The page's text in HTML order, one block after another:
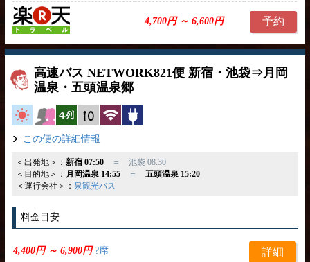
4,700円 ～ 6,600円 予約
高速バス NETWORK821便 新宿・池袋⇒月岡
温泉・五頭温泉郷
高速バス女性安心
横4列 縦10列 無線LAN
この便の詳細情報
＜出発地＞： 新宿 07:50＝ 池袋 08:30
＜目的地＞： 月岡温泉 14:55＝ 五頭温泉 15:20
＜運行会社＞： 泉観光バス
料金目安
4,400円 ～ 6,900円?席 詳細